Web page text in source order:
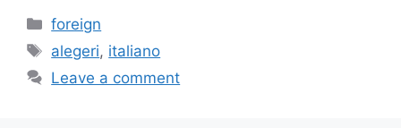
c
e
b
st
o
d
l
Categories
foreign
Tags
alegeri, italiano
Leave a comment